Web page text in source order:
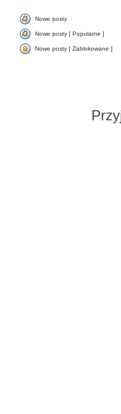
Nowe posty
Nowe posty [ Popularne ]
Nowe posty [ Zablokowane ]